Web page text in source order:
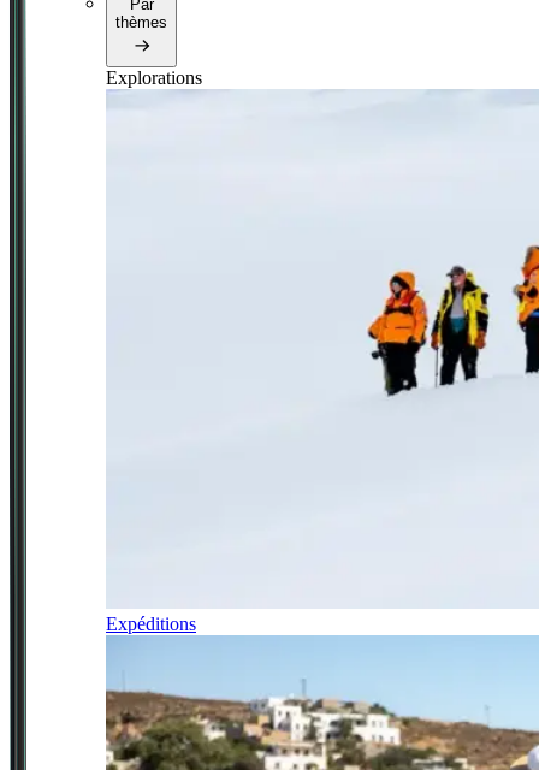
Par
thèmes
Explorations
Expéditions